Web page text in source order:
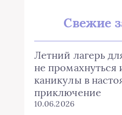
Свежие
Летний лагерь
не промахнуться
каникулы в
приключение
10.06.2026